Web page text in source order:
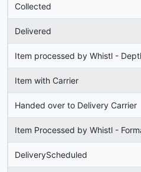
Collected
Delivered
Item processed by Whistl -
Item with Carrier
Handed over to Delivery Carrier
Item Processed by Whistl -
DeliveryScheduled